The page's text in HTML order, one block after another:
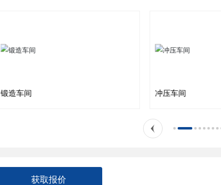
锻造车间 冲压车间
获取报价